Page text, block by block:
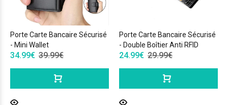
Porte Carte Bancaire Sécurisé
- Mini Wallet
34.99€ 39.99€
Porte Carte Bancaire Sécurisé
- Double Boîtier Anti RFID
24.99€ 29.99€